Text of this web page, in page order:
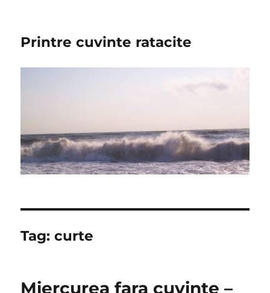
Printre cuvinte ratacite
Tag:curte
Miercurea fara cuvinte –